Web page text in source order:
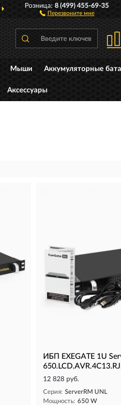
Розница:8 (499) 455-69-35
Перезвоните мне
Мыши Аккумуляторные
Аксессуары
ИБП EXEGATE 1U
12 828 руб.
Серия: ServerRM UNL
Мощность: 650 W